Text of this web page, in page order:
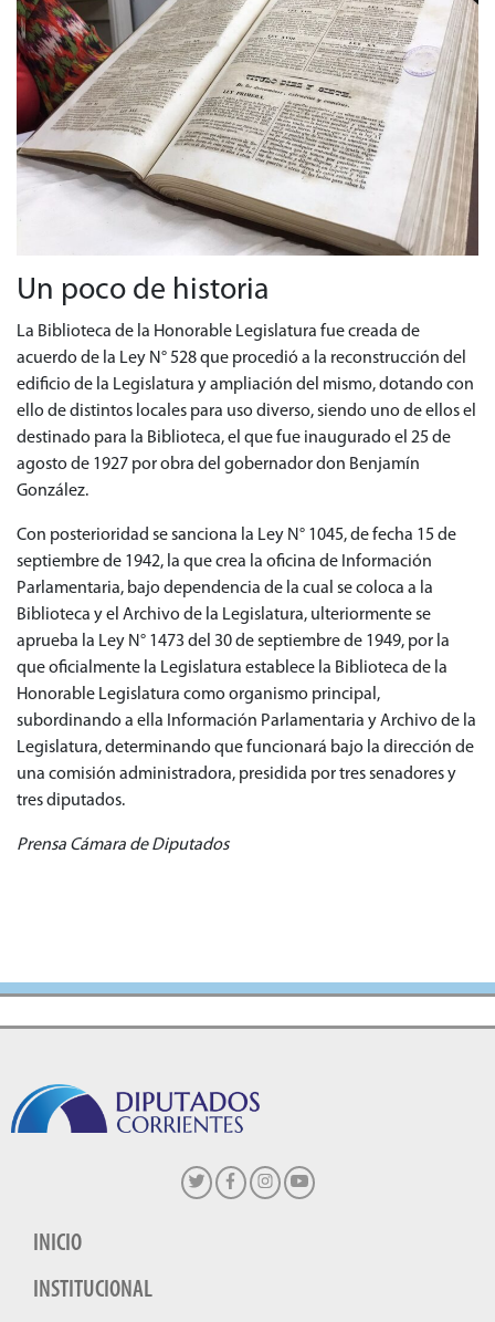
Un poco de historia
La Biblioteca de la Honorable Legislatura fue creada de
acuerdo de la Ley N° 528 que procedió a la reconstrucción del
edificio de la Legislatura y ampliación del mismo, dotando con
ello de distintos locales para uso diverso, siendo uno de ellos el
destinado para la Biblioteca, el que fue inaugurado el 25 de
agosto de 1927 por obra del gobernador don Benjamín
González.
Con posterioridad se sanciona la Ley N° 1045, de fecha 15 de
septiembre de 1942, la que crea la oficina de Información
Parlamentaria, bajo dependencia de la cual se coloca a la
Biblioteca y el Archivo de la Legislatura, ulteriormente se
aprueba la Ley N° 1473 del 30 de septiembre de 1949, por la
que oficialmente la Legislatura establece la Biblioteca de la
Honorable Legislatura como organismo principal,
subordinando a ella Información Parlamentaria y Archivo de la
Legislatura, determinando que funcionará bajo la dirección de
una comisión administradora, presidida por tres senadores y
tres diputados.
Prensa Cámara de Diputados
INICIO
INSTITUCIONAL